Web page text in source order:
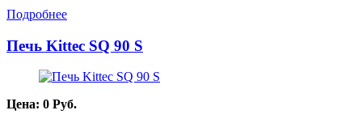
Подробнее
Печь Kittec SQ 90 S
Цена: 0 Руб.